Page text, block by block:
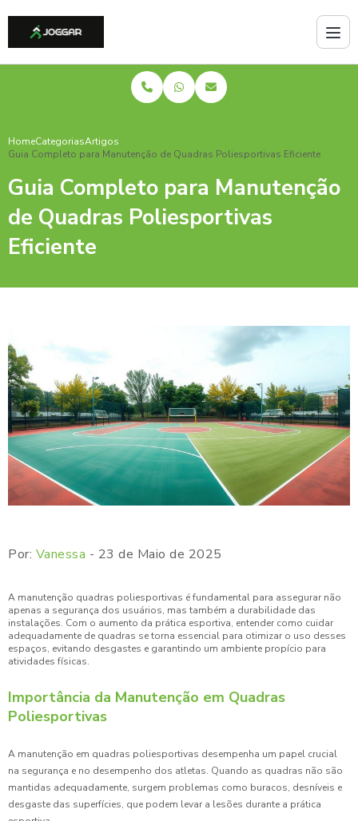
HomeCategoriasArtigos
Guia Completo para Manutenção de Quadras Poliesportivas Eficiente
Guia Completo para Manutenção
de Quadras Poliesportivas
Eficiente
Por: Vanessa - 23 de Maio de 2025
A manutenção quadras poliesportivas é fundamental para assegurar não
apenas a segurança dos usuários, mas também a durabilidade das
instalações. Com o aumento da prática esportiva, entender como cuidar
adequadamente de quadras se torna essencial para otimizar o uso desses
espaços, evitando desgastes e garantindo um ambiente propício para
atividades físicas.
Importância da Manutenção em Quadras
Poliesportivas
A manutenção em quadras poliesportivas desempenha um papel crucial
na segurança e no desempenho dos atletas. Quando as quadras não são
mantidas adequadamente, surgem problemas como buracos, desníveis e
desgaste das superfícies, que podem levar a lesões durante a prática